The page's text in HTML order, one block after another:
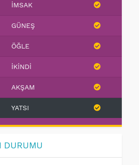
İMSAK
GÜNEŞ
ÖĞLE
İKINDI
AKŞAM
YATSI
DURUMU